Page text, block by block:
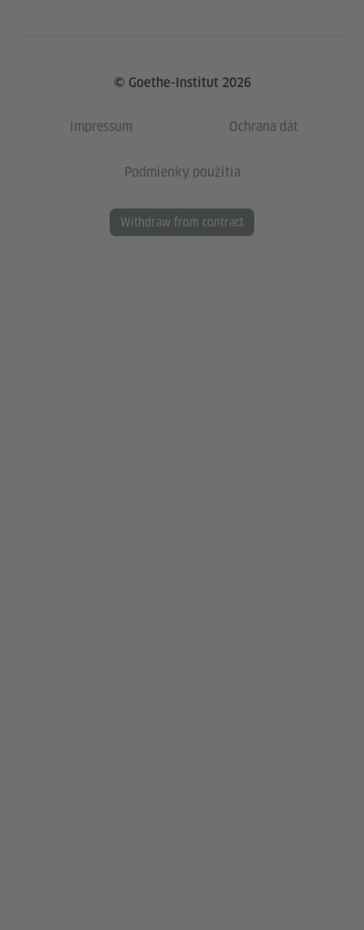
© Goethe-Institut 2026
Impressum Ochrana dát
Podmienky použitia
Withdraw from contract